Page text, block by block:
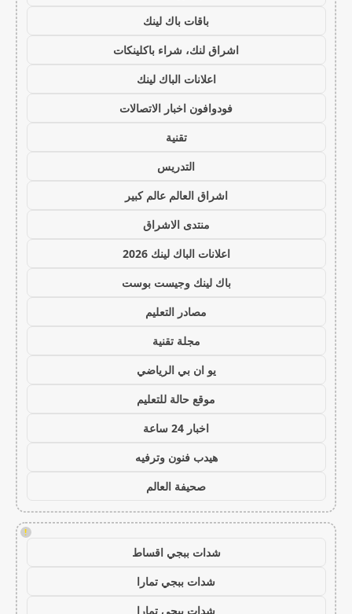
باقات باك لينك
اشراق لنك، شراء باكلينكات
اعلانات الباك لينك
فودوافون اخبار الاتصالات
تقنية
التدريس
اشراق العالم عالم كبير
منتدى الاشراق
اعلانات الباك لينك 2026
باك لينك وجيست بوست
مصادر التعليم
مجلة تقنية
يو ان بي الرياضي
موقع حالة للتعليم
اخبار 24 ساعة
هيدب فنون وترفيه
صحيفة العالم
!
شدات ببجي اقساط
شدات ببجي تمارا
شدات ببجي تمارا